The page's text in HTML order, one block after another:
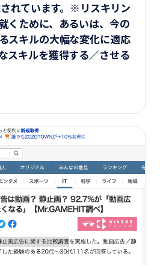
れています。※リスキリン
くために、あるいは、今の
スキルの大幅な変化に適応
スキルを獲得する／させる